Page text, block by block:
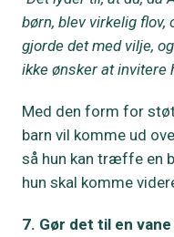
børn, blev virkelig flov,
gjorde det med vilje,
ikke ønsker at invitere
Med den form for
barn vil komme ud
så hun kan træffe en
hun skal komme
7. Gør det til en